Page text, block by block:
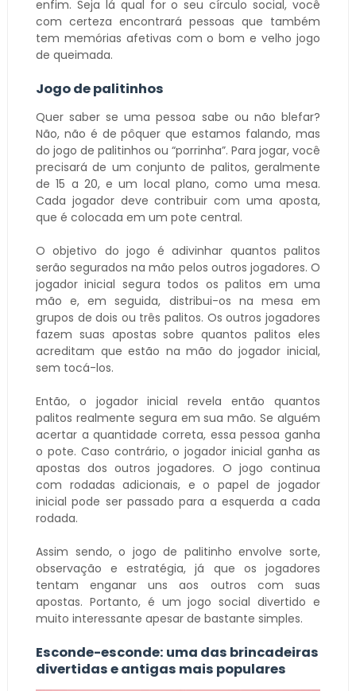
enfim. Seja lá qual for o seu círculo social, você
com certeza encontrará pessoas que também
tem memórias afetivas com o bom e velho jogo
de queimada.
Jogo de palitinhos
Quer saber se uma pessoa sabe ou não blefar?
Não, não é de pôquer que estamos falando, mas
do jogo de palitinhos ou “porrinha”. Para jogar, você
precisará de um conjunto de palitos, geralmente
de 15 a 20, e um local plano, como uma mesa.
Cada jogador deve contribuir com uma aposta,
que é colocada em um pote central.
O objetivo do jogo é adivinhar quantos palitos
serão segurados na mão pelos outros jogadores. O
jogador inicial segura todos os palitos em uma
mão e, em seguida, distribui-os na mesa em
grupos de dois ou três palitos. Os outros jogadores
fazem suas apostas sobre quantos palitos eles
acreditam que estão na mão do jogador inicial,
sem tocá-los.
Então, o jogador inicial revela então quantos
palitos realmente segura em sua mão. Se alguém
acertar a quantidade correta, essa pessoa ganha
o pote. Caso contrário, o jogador inicial ganha as
apostas dos outros jogadores. O jogo continua
com rodadas adicionais, e o papel de jogador
inicial pode ser passado para a esquerda a cada
rodada.
Assim sendo, o jogo de palitinho envolve sorte,
observação e estratégia, já que os jogadores
tentam enganar uns aos outros com suas
apostas. Portanto, é um jogo social divertido e
muito interessante apesar de bastante simples.
Esconde-esconde: uma das brincadeiras
divertidas e antigas mais populares